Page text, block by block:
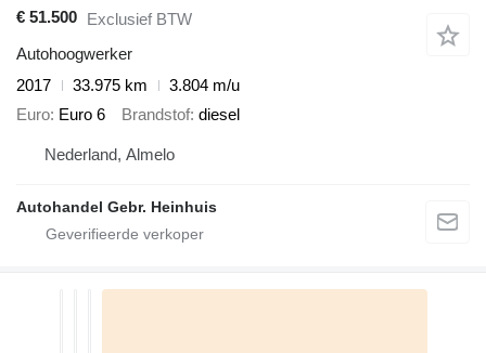
€ 51.500 Exclusief BTW
Autohoogwerker
2017
33.975 km
3.804 m/u
Euro Euro 6 Brandstof diesel
Nederland, Almelo
Autohandel Gebr. Heinhuis